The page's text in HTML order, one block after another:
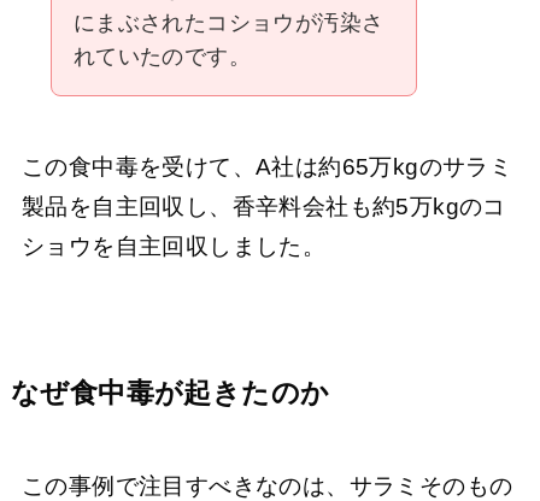
にまぶされたコショウが汚染さ
れていたのです。
この食中毒を受けて、A社は約65万kgのサラミ
製品を自主回収し、香辛料会社も約5万kgのコ
ショウを自主回収しました。
なぜ食中毒が起きたのか
この事例で注目すべきなのは、サラミそのもの